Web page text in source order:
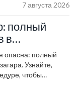
7 августа 2026
полный
в
опасна: полный
Узнайте,
чтобы